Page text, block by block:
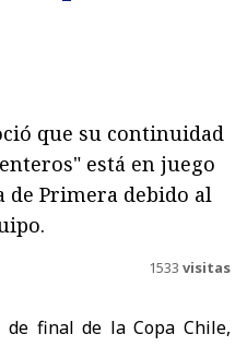
que su continuidad
está en juego
Primera debido al
1533 visitas
de final de la Copa Chile,